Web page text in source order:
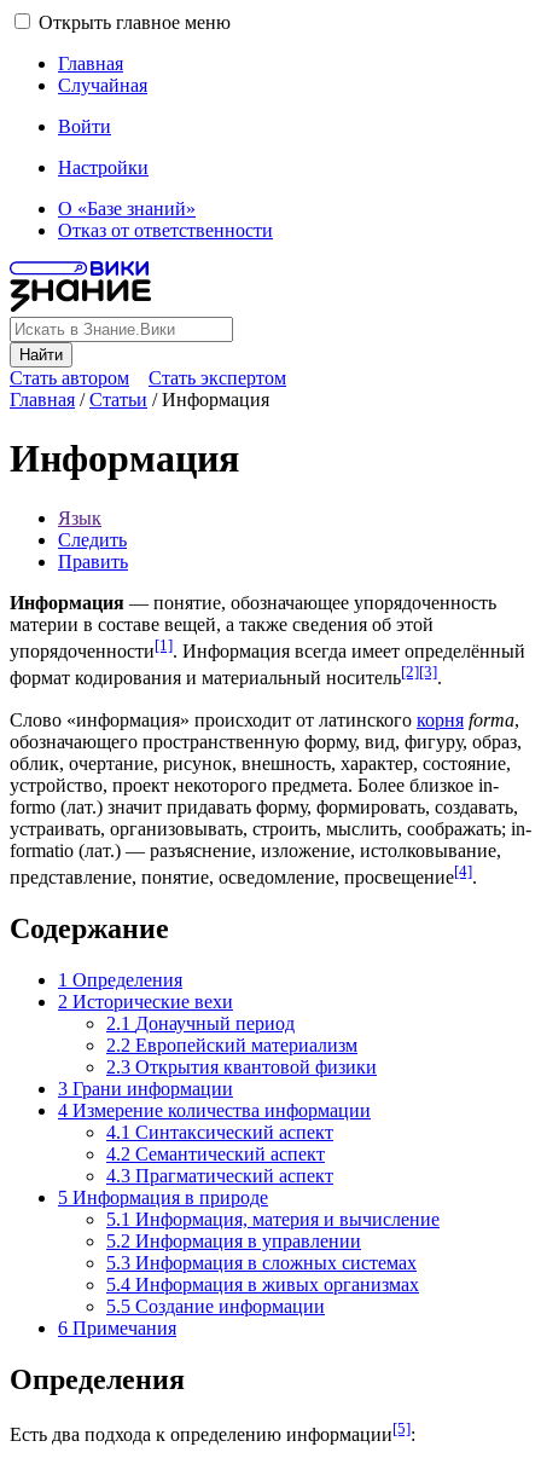
Открыть главное меню
Главная
Случайная
Войти
Настройки
О «Базе знаний»
Отказ от ответственности
Найти
Стать автором
Стать экспертом
Главная /Статьи /Информация
Информация
Язык
Следить
Править
Информация — понятие, обозначающее упорядоченность
материи в составе вещей, а также сведения об этой
упорядоченности[1]. Информация всегда имеет определённый
формат кодирования и материальный носитель[2][3].
Слово «информация» происходит от латинского корня forma,
обозначающего пространственную форму, вид, фигуру, образ,
облик, очертание, рисунок, внешность, характер, состояние,
устройство, проект некоторого предмета. Более близкое in-
formo (лат.) значит придавать форму, формировать, создавать,
устраивать, организовывать, строить, мыслить, соображать; in-
formatio (лат.) — разъяснение, изложение, истолковывание,
представление, понятие, осведомление, просвещение[4].
Содержание
1 Определения
2 Исторические вехи
2.1 Донаучный период
2.2 Европейский материализм
2.3 Открытия квантовой физики
3 Грани информации
4 Измерение количества информации
4.1 Синтаксический аспект
4.2 Семантический аспект
4.3 Прагматический аспект
5 Информация в природе
5.1 Информация, материя и вычисление
5.2 Информация в управлении
5.3 Информация в сложных системах
5.4 Информация в живых организмах
5.5 Создание информации
6 Примечания
Определения
Есть два подхода к определению информации[5]: